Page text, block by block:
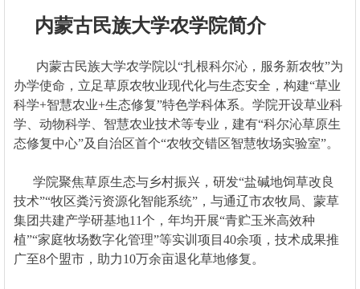
内蒙古民族大学农学院简介
内蒙古民族大学农学院以“扎根科尔沁，服务新农牧”为
办学使命，立足草原农牧业现代化与生态安全，构建“草业
科学+智慧农业+生态修复”特色学科体系。学院开设草业科
学、动物科学、智慧农业技术等专业，建有“科尔沁草原生
态修复中心”及自治区首个“农牧交错区智慧牧场实验室”。
学院聚焦草原生态与乡村振兴，研发“盐碱地饲草改良
技术”“牧区粪污资源化智能系统”，与通辽市农牧局、蒙草
集团共建产学研基地11个，年均开展“青贮玉米高效种
植”“家庭牧场数字化管理”等实训项目40余项，技术成果推
广至8个盟市，助力10万余亩退化草地修复。